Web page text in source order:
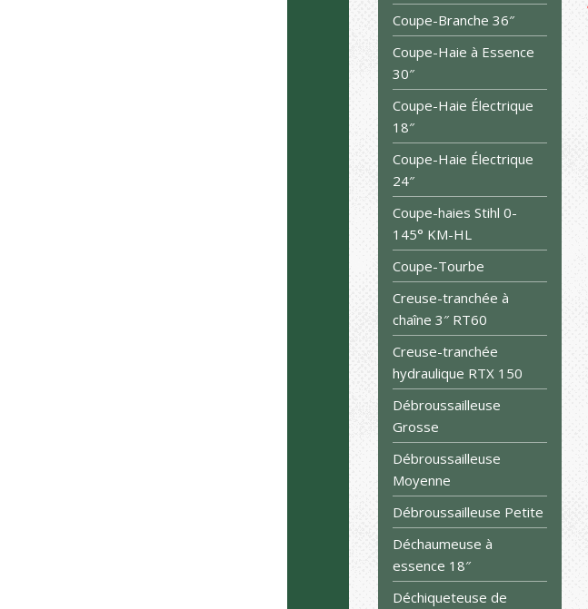
Coupe-Branche 36″
Coupe-Haie à Essence
30″
Coupe-Haie Électrique
18″
Coupe-Haie Électrique
24″
Coupe-haies Stihl 0-
145° KM-HL
Coupe-Tourbe
Creuse-tranchée à
chaîne 3″ RT60
Creuse-tranchée
hydraulique RTX 150
Débroussailleuse
Grosse
Débroussailleuse
Moyenne
Débroussailleuse Petite
Déchaumeuse à
essence 18″
Déchiqueteuse de